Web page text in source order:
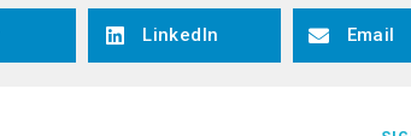
LinkedIn Email